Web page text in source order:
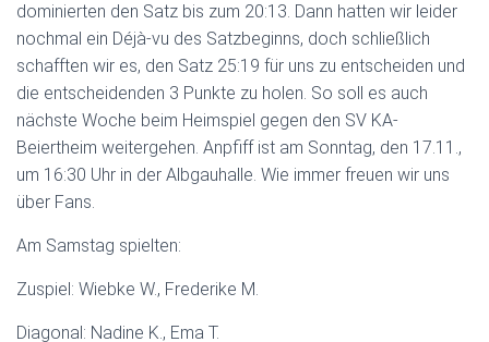
dominierten den Satz bis zum 20:13. Dann hatten wir leider
nochmal ein Déjà-vu des Satzbeginns, doch schließlich
schafften wir es, den Satz 25:19 für uns zu entscheiden und
die entscheidenden 3 Punkte zu holen. So soll es auch
nächste Woche beim Heimspiel gegen den SV KA-
Beiertheim weitergehen. Anpfiff ist am Sonntag, den 17.11.,
um 16:30 Uhr in der Albgauhalle. Wie immer freuen wir uns
über Fans.
Am Samstag spielten:
Zuspiel: Wiebke W., Frederike M.
Diagonal: Nadine K., Ema T.